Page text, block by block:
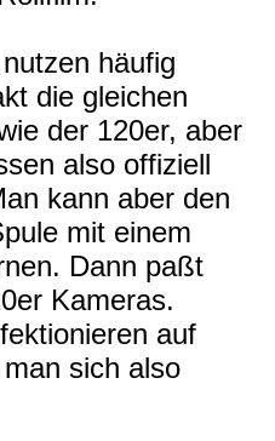
häufig
die gleichen
der 120er, aber
also offiziell
kann aber den
mit einem
Dann paßt
Kameras.
auf
sich also